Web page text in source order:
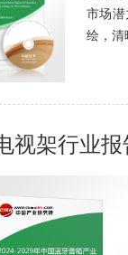
市场潜
绘，清
视架行业报